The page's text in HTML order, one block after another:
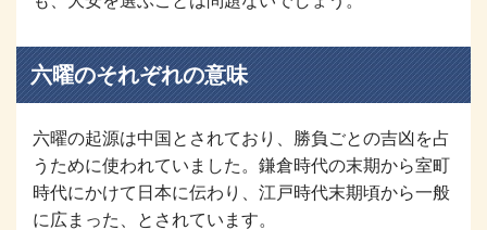
六曜のそれぞれの意味
六曜の起源は中国とされており、勝負ごとの吉凶を占
うために使われていました。鎌倉時代の末期から室町
時代にかけて日本に伝わり、江戸時代末期頃から一般
に広まった、とされています。